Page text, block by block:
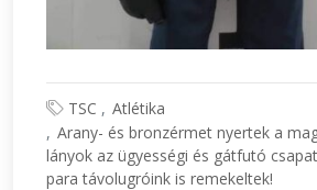
TSC
Atlétika
Arany- és bronzérmet nyertek a
lányok az ügyességi és gátfutó
para távolugróink is remekeltek!